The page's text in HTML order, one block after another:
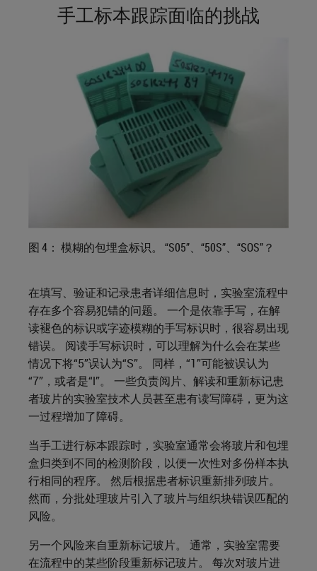
手工标本跟踪面临的挑战
图 4： 模糊的包埋盒标识。 “S05”、“50S”、“SOS”？
在填写、验证和记录患者详细信息时，实验室流程中
存在多个容易犯错的问题。 一个是依靠手写，在解
读褪色的标识或字迹模糊的手写标识时，很容易出现
错误。 阅读手写标识时，可以理解为什么会在某些
情况下将“5”误认为“S”。 同样，“1”可能被误认为
“7”，或者是“l”。 一些负责阅片、解读和重新标记患
者玻片的实验室技术人员甚至患有读写障碍，更为这
一过程增加了障碍。
当手工进行标本跟踪时，实验室通常会将玻片和包埋
盒归类到不同的检测阶段，以便一次性对多份样本执
行相同的程序。 然后根据患者标识重新排列玻片。
然而，分批处理玻片引入了玻片与组织块错误匹配的
风险。
另一个风险来自重新标记玻片。 通常，实验室需要
在流程中的某些阶段重新标记玻片。 每次对玻片进